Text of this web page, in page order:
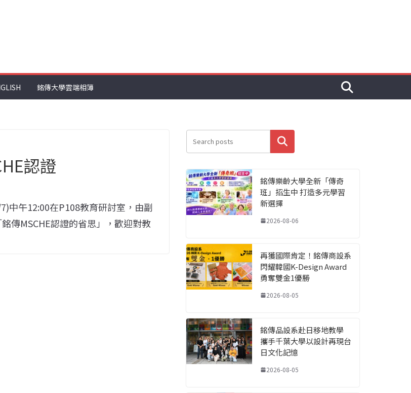
銘傳大學雲端相簿
認證
中午12:00在P108教育研討室，由副
傳MSCHE認證的省思」，歡迎對教
搜尋
銘傳樂齡大學全新「傳奇
班」招生中 打造多元學習
新選擇
2026-08-06
再獲國際肯定！銘傳商設系
閃耀韓國K-Design Award
勇奪雙金1優勝
2026-08-05
銘傳品設系赴日移地教學
攜手千葉大學以設計再現台
日文化記憶
2026-08-05